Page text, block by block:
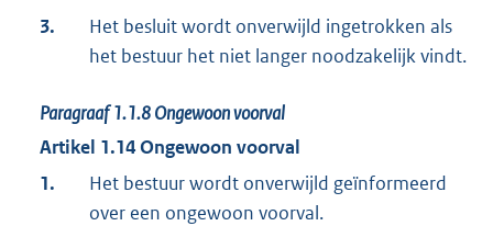
3.
Het besluit wordt onverwijld ingetrokken als
het bestuur het niet langer noodzakelijk vindt.
Paragraaf1.1.8Ongewoon voorval
Artikel 1.14Ongewoon voorval
1.
Het bestuur wordt onverwijld geïnformeerd
over een ongewoon voorval.